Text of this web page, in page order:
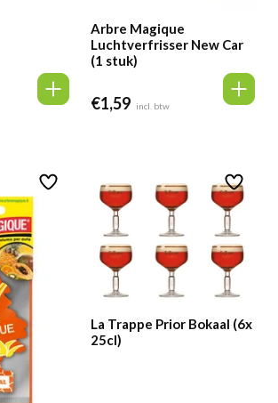
Arbre Magique
Luchtverfrisser New Car
(1 stuk)
€1,59 incl. btw
La Trappe Prior Bokaal (6x
25cl)